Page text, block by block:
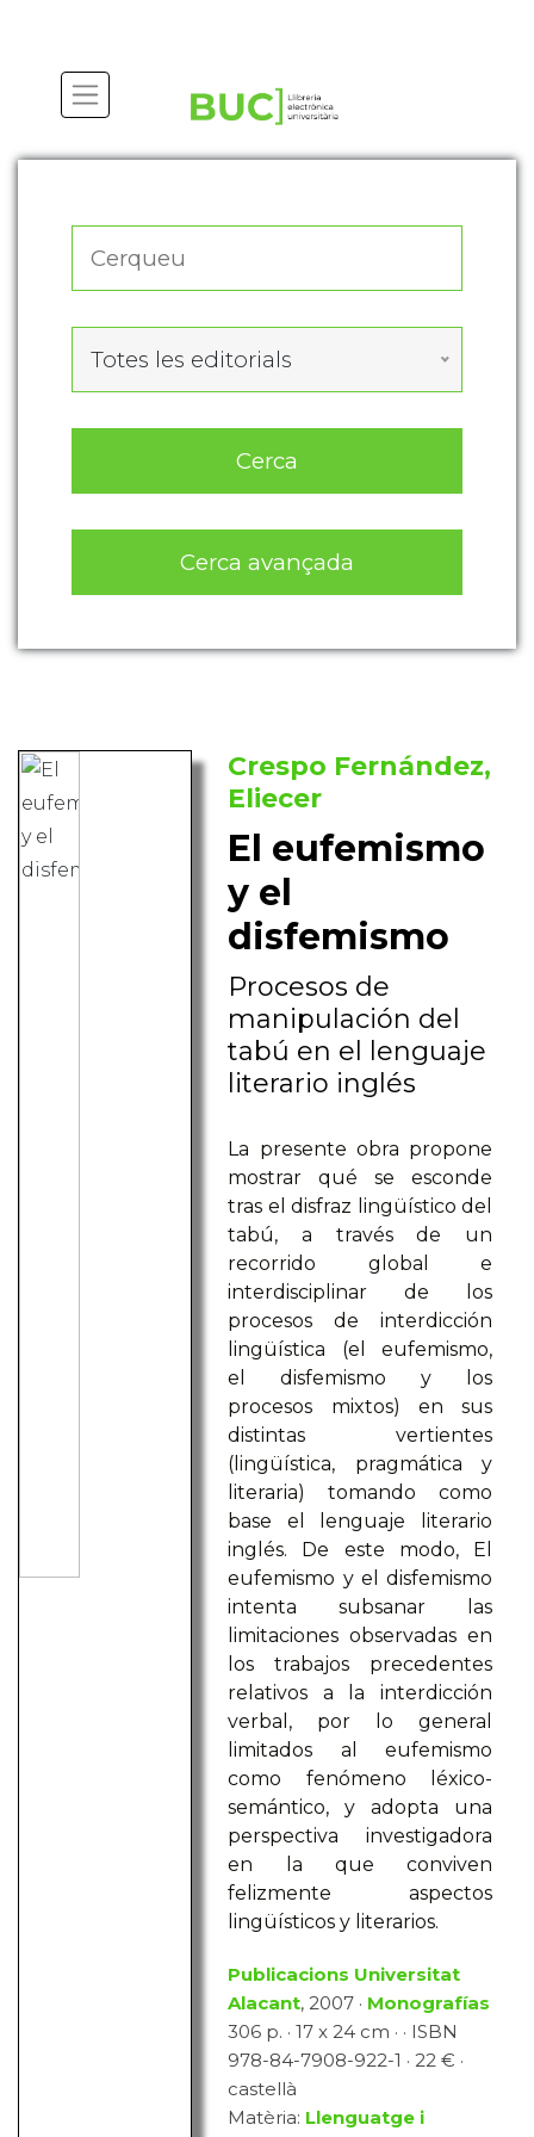
Totes les editorials
Cerca
Cerca avançada
Crespo Fernández,
Eliecer
El eufemismo
y el
disfemismo
Procesos de
manipulación del
tabú en el lenguaje
literario inglés
La presente obra propone
mostrar qué se esconde
tras el disfraz lingüístico del
tabú, a través de un
recorrido global e
interdisciplinar de los
procesos de interdicción
lingüística (el eufemismo,
el disfemismo y los
procesos mixtos) en sus
distintas vertientes
(lingüística, pragmática y
literaria) tomando como
base el lenguaje literario
inglés. De este modo, El
eufemismo y el disfemismo
intenta subsanar las
limitaciones observadas en
los trabajos precedentes
relativos a la interdicción
verbal, por lo general
limitados al eufemismo
como fenómeno léxico-
semántico, y adopta una
perspectiva investigadora
en la que conviven
felizmente aspectos
lingüísticos y literarios.
Publicacions Universitat
Alacant, 2007 · Monografías
306 p. · 17 x 24 cm · · ISBN
978-84-7908-922-1 · 22 € ·
castellà
Matèria: Llenguatge i